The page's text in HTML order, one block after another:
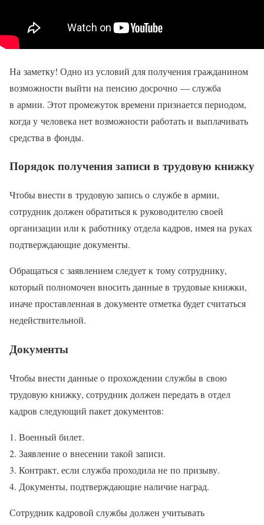
На заметку! Одно из условий для получения гражданином
возможности выйти на пенсию досрочно — служба
в армии. Этот промежуток времени признается периодом,
когда у человека нет возможности работать и выплачивать
средства в фонды.
Порядок получения записи в трудовую книжку
Чтобы внести в трудовую запись о службе в армии,
сотрудник должен обратиться к руководителю своей
организации или к работнику отдела кадров, имея на руках
подтверждающие документы.
Обращаться с заявлением следует к тому сотруднику,
который полномочен вносить данные в трудовые книжки,
иначе проставленная в документе отметка будет считаться
недействительной.
Документы
Чтобы внести данные о прохождении службы в свою
трудовую книжку, сотрудник должен передать в отдел
кадров следующий пакет документов:
Военный билет.
Заявление о внесении такой записи.
Контракт, если служба проходила не по призыву.
Документы, подтверждающие наличие наград.
Сотрудник кадровой службы должен учитывать